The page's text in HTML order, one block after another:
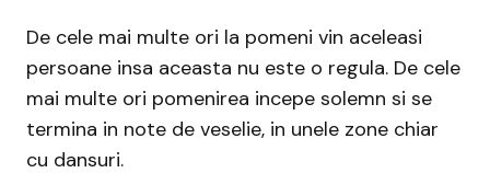
De cele mai multe ori la pomeni vin aceleasi
persoane insa aceasta nu este o regula. De cele
mai multe ori pomenirea incepe solemn si se
termina in note de veselie, in unele zone chiar
cu dansuri.